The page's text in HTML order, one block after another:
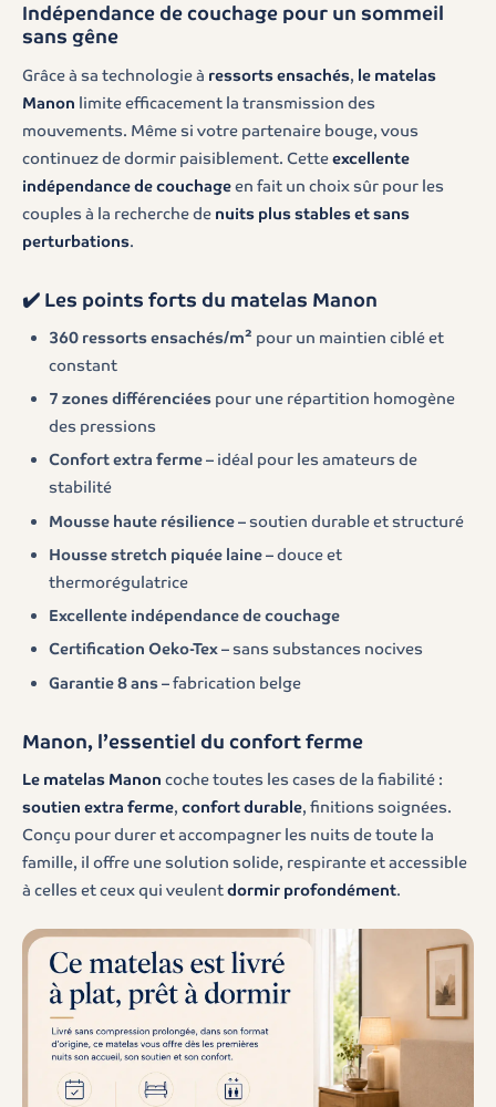
Indépendance de couchage pour un sommeil
sans gêne
Grâce à sa technologie à ressorts ensachés, le matelas
Manon limite efficacement la transmission des
mouvements. Même si votre partenaire bouge, vous
continuez de dormir paisiblement. Cetteexcellente
indépendance de couchageen fait un choix sûr pour les
couples à la recherche de nuits plus stables et sans
perturbations.
✔️ Les points forts du matelas Manon
360 ressorts ensachés/m² pour un maintien ciblé et
constant
7 zones différenciéespour une répartition homogène
des pressions
Confort extra ferme– idéal pour les amateurs de
stabilité
Mousse haute résilience– soutien durable et structuré
Housse stretch piquée laine– douce et
thermorégulatrice
Excellente indépendance de couchage
Certification Oeko-Tex– sans substances nocives
Garantie 8 ans– fabrication belge
Manon, l’essentiel du confort ferme
Le matelas Manon coche toutes les cases de la fiabilité :
soutien extra ferme, confort durable, finitions soignées.
Conçu pour durer et accompagner les nuits de toute la
famille, il offre une solution solide, respirante et accessible
à celles et ceux qui veulentdormir profondément.